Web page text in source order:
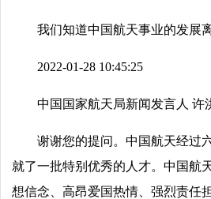
我们知道中国航天事业的发展
2022-01-28 10:45:25
中国国家航天局新闻发言人 许
谢谢您的提问。中国航天经过
就了一批特别优秀的人才。中国航
想信念、高昂爱国热情、强烈责任